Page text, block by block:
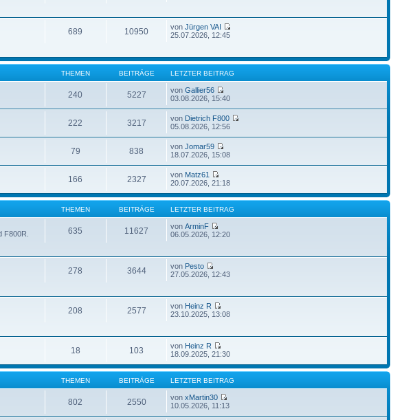
689 10950 vonJürgen VAI
25.07.2026, 12:45
THEMEN BEITRÄGE LETZTER BEITRAG
240 5227 vonGallier56
03.08.2026, 15:40
222 3217 von Dietrich F800
05.08.2026, 12:56
79 838 vonJomar59
18.07.2026, 15:08
166 2327 von Matz61
20.07.2026, 21:18
THEMEN BEITRÄGE LETZTER BEITRAG
F800R. 635 11627 vonArminF
06.05.2026, 12:20
278 3644 von Pesto
27.05.2026, 12:43
208 2577 von Heinz R
23.10.2025, 13:08
18 103 von Heinz R
18.09.2025, 21:30
THEMEN BEITRÄGE LETZTER BEITRAG
802 2550 vonxMartin30
10.05.2026, 11:13